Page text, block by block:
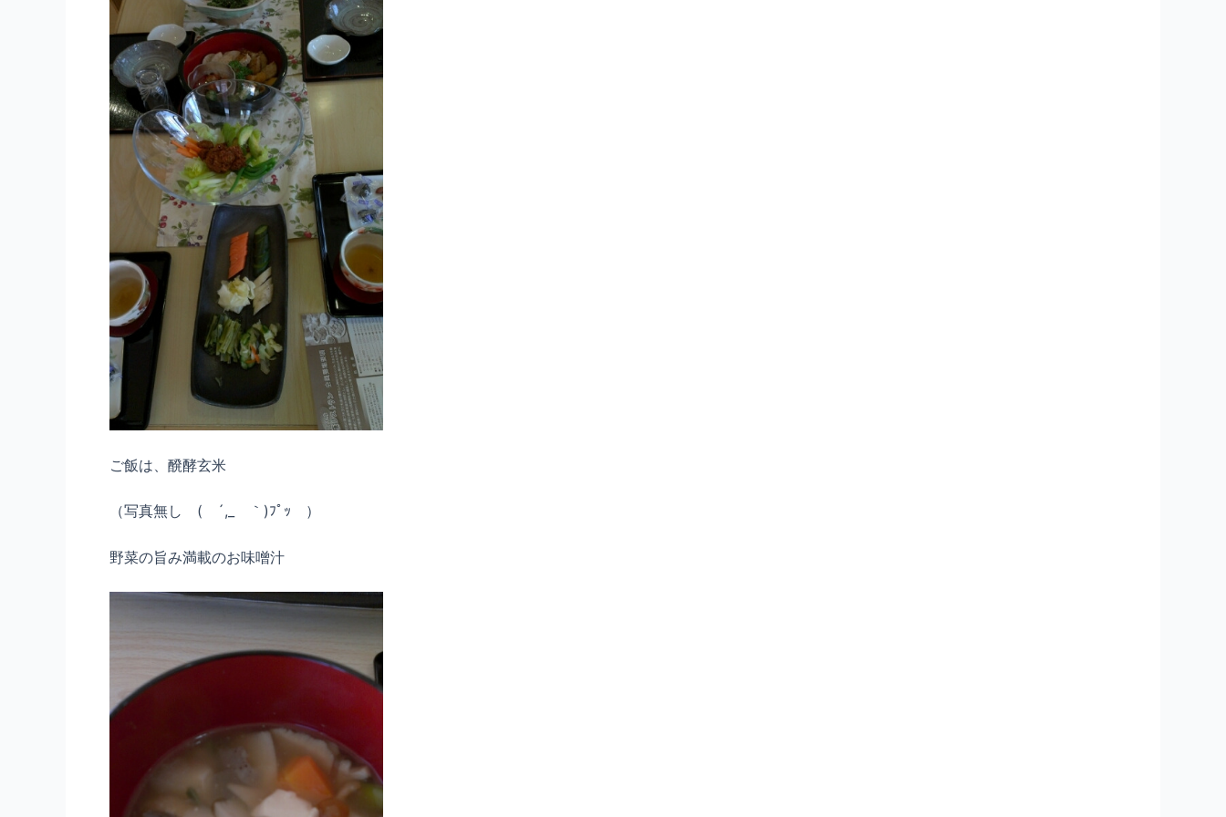
ご飯は、醗酵玄米
（写真無し ( ´,_ゝ｀)ﾌﾟｯ ）
野菜の旨み満載のお味噌汁